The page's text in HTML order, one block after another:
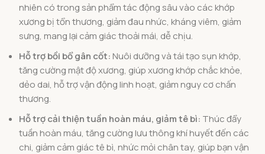
nhiên có trong sản phẩm tác động sâu vào các khớp
xương bị tổn thương, giảm đau nhức, kháng viêm, giảm
sưng, mang lại cảm giác thoải mái, dễ chịu.
Hỗ trợ bồi bổ gân cốt: Nuôi dưỡng và tái tạo sụn khớp,
tăng cường mật độ xương, giúp xương khớp chắc khỏe,
dẻo dai, hỗ trợ vận động linh hoạt, giảm nguy cơ chấn
thương.
Hỗ trợ cải thiện tuần hoàn máu, giảm tê bì: Thúc đẩy
tuần hoàn máu, tăng cường lưu thông khí huyết đến các
chi, giảm cảm giác tê bì, nhức mỏi chân tay, giúp bạn vận